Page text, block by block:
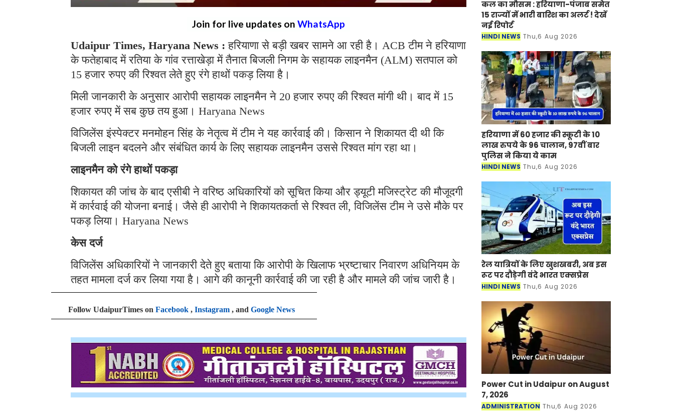
Join for live updates on WhatsApp
Udaipur Times, Haryana News :हरियाणा से बड़ी खबर सामने आ रही है। ACB टीम ने हरियाणा
के फतेहाबाद में रतिया के गांव रत्ताखेड़ा में तैनात बिजली निगम के सहायक लाइनमैन (ALM) सतपाल को
15 हजार रुपए की रिश्वत लेते हुए रंगे हाथों पकड़ लिया है।
मिली जानकारी के अनुसार आरोपी सहायक लाइनमैन ने 20 हजार रुपए की रिश्वत मांगी थी। बाद में 15
हजार रुपए में सब कुछ तय हुआ। Haryana News
विजिलेंस इंस्पेक्टर मनमोहन सिंह के नेतृत्व में टीम ने यह कार्रवाई की। किसान ने शिकायत दी थी कि
बिजली लाइन बदलने और संबंधित कार्य के लिए सहायक लाइनमैन उससे रिश्वत मांग रहा था।
लाइनमैन को रंगे हाथों पकड़ा
शिकायत की जांच के बाद एसीबी ने वरिष्ठ अधिकारियों को सूचित किया और ड्यूटी मजिस्ट्रेट की मौजूदगी
में कार्रवाई की योजना बनाई। जैसे ही आरोपी ने शिकायतकर्ता से रिश्वत ली, विजिलेंस टीम ने उसे मौके पर
पकड़ लिया। Haryana News
केस दर्ज
विजिलेंस अधिकारियों ने जानकारी देते हुए बताया कि आरोपी के खिलाफ भ्रष्टाचार निवारण अधिनियम के
तहत मामला दर्ज कर लिया गया है। आगे की कानूनी कार्रवाई की जा रही है और मामले की जांच जारी है।
Follow UdaipurTimes on Facebook , Instagram , and Google News
कल का मौसम : हरियाणा-पंजाब समेत
15 राज्यों में भारी बारिश का अलर्ट ! देखें
नई रिपोर्ट
HINDI NEWS Thu,6 Aug 2026
हरियाणा में 60 हजार की स्कूटी के 10
लाख रुपये के 96 चालान, 97वीं बार
पुलिस ने किया ये काम
HINDI NEWS Thu,6 Aug 2026
रेल यात्रियों के लिए खुशखबरी, अब इस
रूट पर दौड़ेगी वंदे भारत एक्‍सप्रेस
HINDI NEWS Thu,6 Aug 2026
Power Cut in Udaipur on August
7, 2026
ADMINISTRATION Thu,6 Aug 2026